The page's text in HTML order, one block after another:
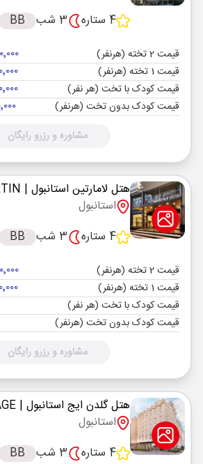
4 ستاره
3 شب BB
قیمت 2 تخته (هرنفر)
قیمت 1 تخته (هرنفر)
قیمت کودک با تخت (هر نفر)
قیمت کودک بدون تخت (هرنفر)
مشاوره و رزرو رایگان
هتل لامارتین استانبول | LAMARTIN
استانبول
4 ستاره
3 شب BB
قیمت 2 تخته (هرنفر)
قیمت 1 تخته (هرنفر)
قیمت کودک با تخت (هر نفر)
قیمت کودک بدون تخت (هرنفر)
مشاوره و رزرو رایگان
هتل گلدن ایج استانبول | GOLDEN AGE
استانبول
4 ستاره
3 شب BB